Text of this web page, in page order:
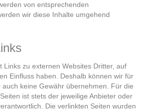
von entsprechenden
wir diese Inhalte umgehend
Links zu externen Websites Dritter, auf
Einfluss haben. Deshalb können wir für
keine Gewähr übernehmen. Für die
ist stets der jeweilige Anbieter oder
Die verlinkten Seiten wurden